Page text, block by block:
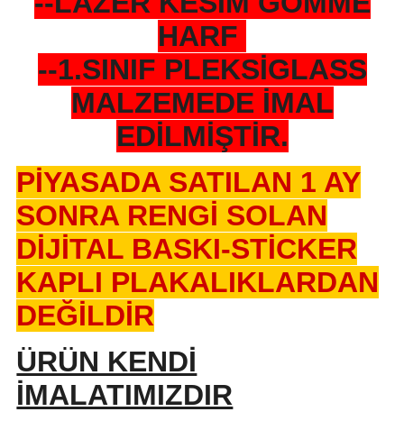
HARF
--1.SINIF PLEKSİGLASS
MALZEMEDE İMAL
EDİLMİŞTİR.
PİYASADA SATILAN 1 AY
SONRA RENGİ SOLAN
DİJİTAL BASKI-STİCKER
KAPLI PLAKALIKLARDAN
DEĞİLDİR
ÜRÜN KENDİ
İMALATIMIZDIR